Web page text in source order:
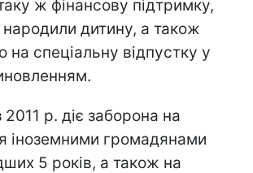
ж фінансову підтримку,
народили дитину, а також
на спеціальну відпустку у
2011 р. діє заборона на
іноземними громадянами
5 років, а також на